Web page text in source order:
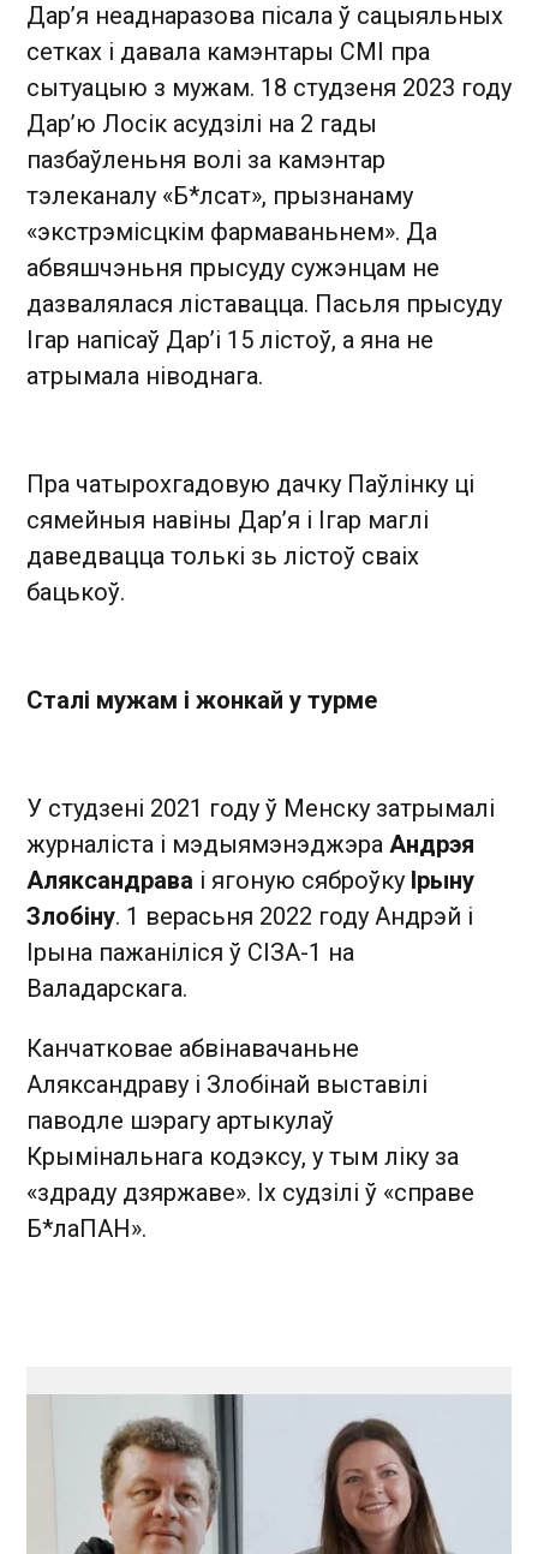
Дар’я неаднаразова пісала ў сацыяльных
сетках і давала камэнтары СМІ пра
сытуацыю з мужам. 18 студзеня 2023 году
Дар’ю Лосік асудзілі на 2 гады
пазбаўленьня волі за камэнтар
тэлеканалу «Б*лсат», прызнанаму
«экстрэмісцкім фармаваньнем». Да
абвяшчэньня прысуду сужэнцам не
дазвалялася ліставацца. Пасьля прысуду
Ігар напісаў Дар’і 15 лістоў, а яна не
атрымала ніводнага.
Пра чатырохгадовую дачку Паўлінку ці
сямейныя навіны Дар’я і Ігар маглі
даведвацца толькі зь лістоў сваіх
бацькоў.
Сталі мужам і жонкай у турме
У студзені 2021 году ў Менску затрымалі
журналіста і мэдыямэнэджэра Андрэя
Аляксандрава і ягоную сяброўку Ірыну
Злобіну. 1 верасьня 2022 году Андрэй і
Ірына пажаніліся ў СІЗА-1 на
Валадарскага.
Канчатковае абвінавачаньне
Аляксандраву і Злобінай выставілі
паводле шэрагу артыкулаў
Крымінальнага кодэксу, у тым ліку за
«здраду дзяржаве». Іх судзілі ў «справе
Б*лаПАН».